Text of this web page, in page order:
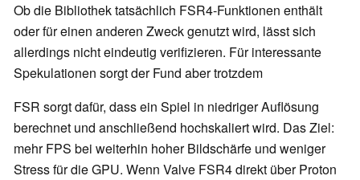
Ob die Bibliothek tatsächlich FSR4-Funktionen enthält
oder für einen anderen Zweck genutzt wird, lässt sich
allerdings nicht eindeutig verifizieren. Für interessante
Spekulationen sorgt der Fund aber trotzdem
FSR sorgt dafür, dass ein Spiel in niedriger Auflösung
berechnet und anschließend hochskaliert wird. Das Ziel:
mehr FPS bei weiterhin hoher Bildschärfe und weniger
Stress für die GPU. Wenn Valve FSR4 direkt über Proton